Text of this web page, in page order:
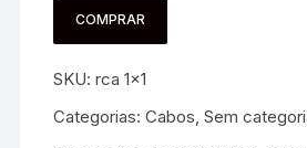
COMPRAR
SKU:rca 1x1
Categorias:Cabos,Sem